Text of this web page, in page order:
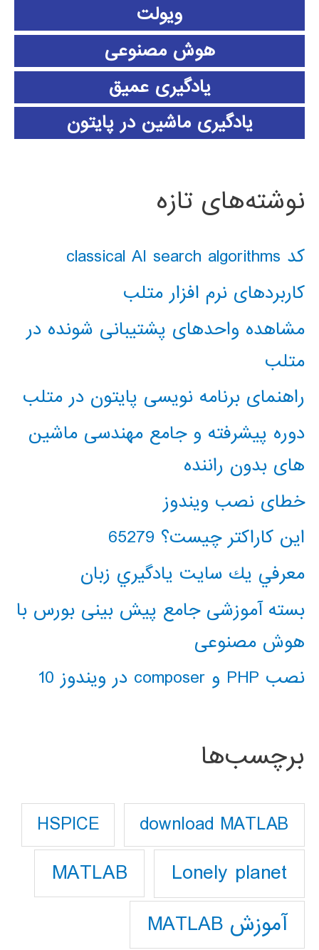
ویولت
هوش مصنوعی
یادگیری عمیق
یادگیری ماشین در پایتون
نوشته‌های تازه
کد classical AI search algorithms
کاربردهای نرم افزار متلب
مشاهده واحدهای پشتیبانی شونده در
متلب
راهنمای برنامه نویسی پایتون در متلب
دوره پیشرفته و جامع مهندسی ماشین
های بدون راننده
خطای نصب ویندوز
این کاراکتر چیست؟ 65279
معرفي يك سايت يادگيري زبان
بسته آموزشی جامع پیش بینی بورس با
هوش مصنوعی
نصب PHP و composer در ویندوز 10
برچسب‌ها
download MATLAB
HSPICE
Lonely planet
MATLAB
آموزش MATLAB